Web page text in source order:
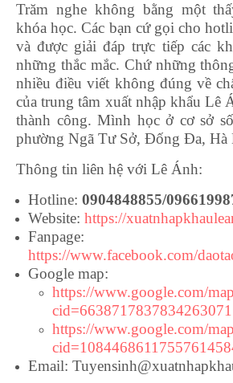
Trăm nghe không bằng một
khóa học. Các bạn cứ gọi cho
và được giải đáp trực tiếp các
những thắc mắc. Chứ những
nhiều điều viết không đúng về
của trung tâm xuất nhập khẩu Lê
thành công. Mình học ở cơ sở
phường Ngã Tư Sở, Đống Đa, Hà
Thông tin liên hệ với Lê Ánh:
Hotline: 0904848855/
Website: https://
Fanpage:
https://www.facebook.com/
Google map:
https://www.google.com/
cid=6638717837834263071
https://www.google.com/
Email: